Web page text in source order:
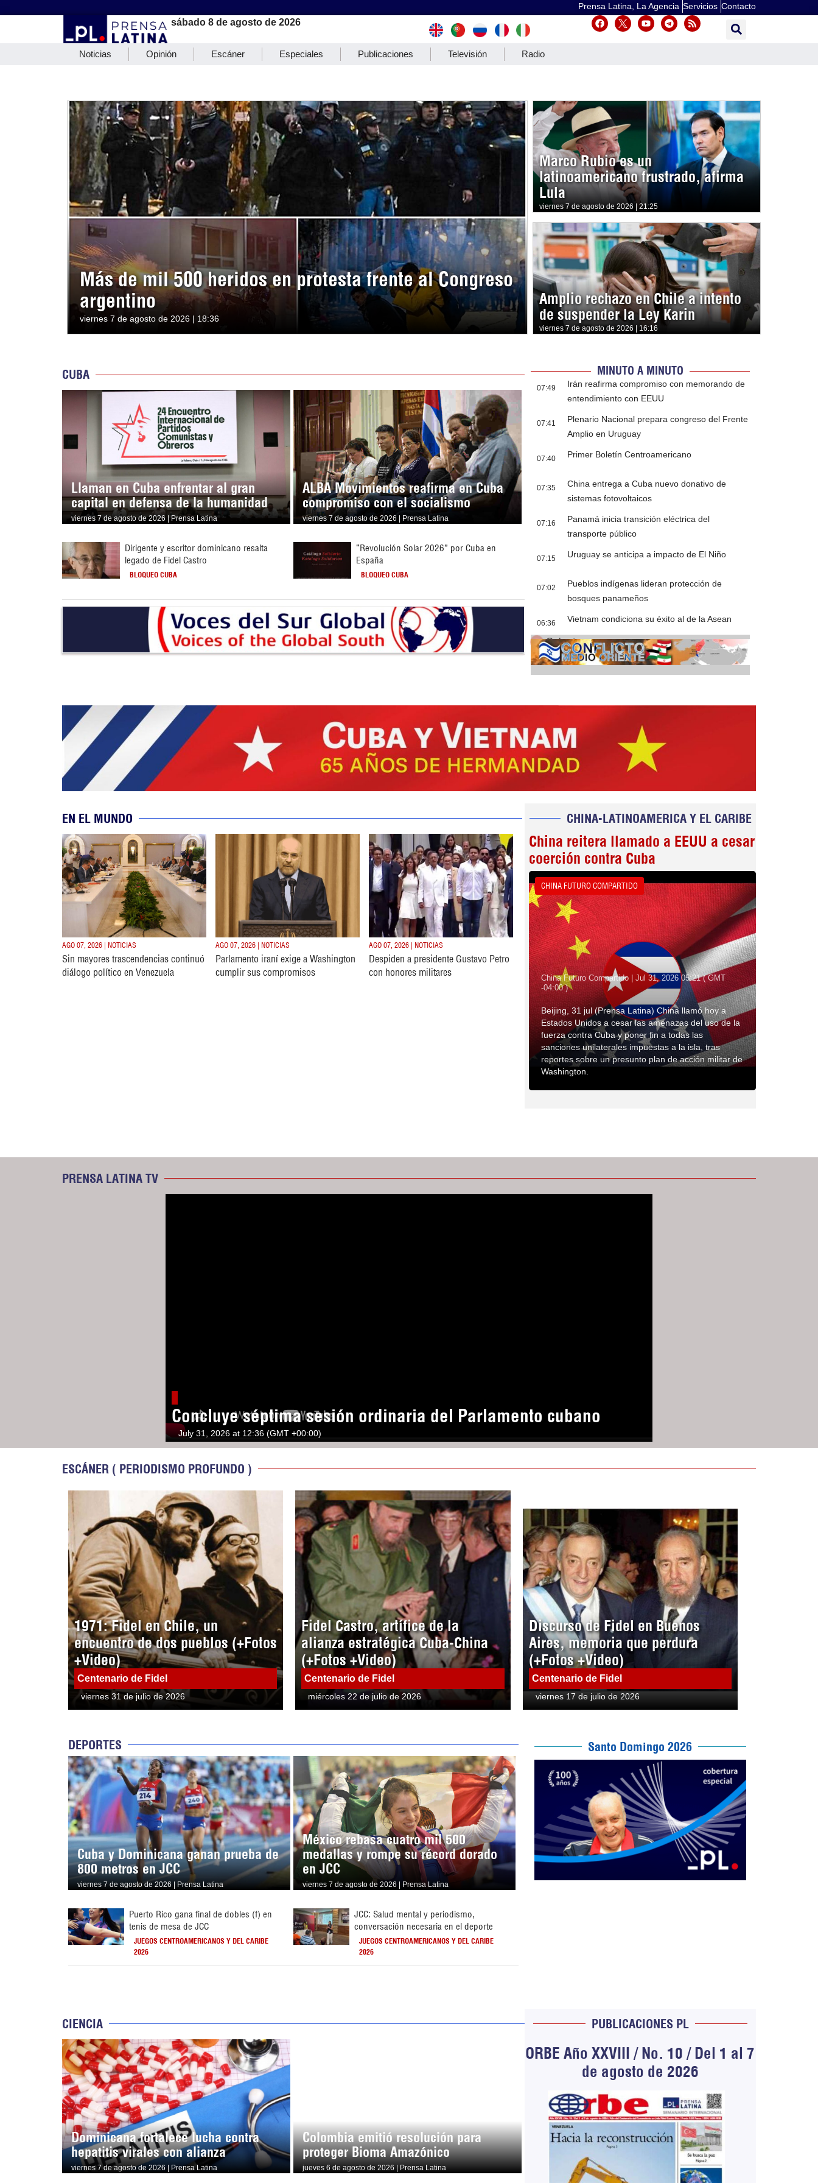
Prensa Latina, La Agencia Servicios Contacto
sábado 8 de agosto de 2026
Noticias Opinión Escáner Especiales Publicaciones Televisión Radio
Más de mil 500 heridos en protesta frente al Congreso
argentino
viernes 7 de agosto de 2026 | 18:36
Marco Rubio es un
latinoamericano frustrado, afirma
Lula
viernes 7 de agosto de 2026 | 21:25
Amplio rechazo en Chile a intento
de suspender la Ley Karin
viernes 7 de agosto de 2026 | 16:16
CUBA
Llaman en Cuba enfrentar al gran
capital en defensa de la humanidad
viernes 7 de agosto de 2026 | Prensa Latina
ALBA Movimientos reafirma en Cuba
compromiso con el socialismo
viernes 7 de agosto de 2026 | Prensa Latina
Dirigente y escritor dominicano resalta
legado de Fidel Castro
BLOQUEO CUBA
“Revolución Solar 2026” por Cuba en
España
BLOQUEO CUBA
MINUTO A MINUTO
07:49
Irán reafirma compromiso con memorando de
entendimiento con EEUU
07:41
Plenario Nacional prepara congreso del Frente
Amplio en Uruguay
07:40 Primer Boletín Centroamericano
07:35
China entrega a Cuba nuevo donativo de
sistemas fotovoltaicos
07:16
Panamá inicia transición eléctrica del
transporte público
07:15 Uruguay se anticipa a impacto de El Niño
07:02
Pueblos indígenas lideran protección de
bosques panameños
06:36 Vietnam condiciona su éxito al de la Asean
Cobertura
EN EL MUNDO
AGO 07, 2026 | NOTICIAS
Sin mayores trascendencias continuó
diálogo político en Venezuela
AGO 07, 2026 | NOTICIAS
Parlamento iraní exige a Washington
cumplir sus compromisos
AGO 07, 2026 | NOTICIAS
Despiden a presidente Gustavo Petro
con honores militares
CHINA-LATINOAMERICA Y EL CARIBE
China reitera llamado a EEUU a cesar
coerción contra Cuba
CHINA FUTURO COMPARTIDO
China Futuro Compartido | Jul 31, 2026 05:21 ( GMT
-04:00 )
Beijing, 31 jul (Prensa Latina) China llamó hoy a
Estados Unidos a cesar las amenazas del uso de la
fuerza contra Cuba y poner fin a todas las
sanciones unilaterales impuestas a la isla, tras
reportes sobre un presunto plan de acción militar de
Washington.
PRENSA LATINA TV
Concluye séptima sesión ordinaria del Parlamento cubano
July 31, 2026 at 12:36 (GMT +00:00)
ESCÁNER ( PERIODISMO PROFUNDO )
1971: Fidel en Chile, un
encuentro de dos pueblos (+Fotos
+Video)
Centenario de Fidel
viernes 31 de julio de 2026
Fidel Castro, artífice de la
alianza estratégica Cuba-China
(+Fotos +Video)
Centenario de Fidel
miércoles 22 de julio de 2026
Discurso de Fidel en Buenos
Aires, memoria que perdura
(+Fotos +Video)
Centenario de Fidel
viernes 17 de julio de 2026
DEPORTES
Cuba y Dominicana ganan prueba de
800 metros en JCC
viernes 7 de agosto de 2026 | Prensa Latina
México rebasa cuatro mil 500
medallas y rompe su récord dorado
en JCC
viernes 7 de agosto de 2026 | Prensa Latina
Puerto Rico gana final de dobles (f) en
tenis de mesa de JCC
JUEGOS CENTROAMERICANOS Y DEL CARIBE
2026
JCC: Salud mental y periodismo,
conversación necesaria en el deporte
JUEGOS CENTROAMERICANOS Y DEL CARIBE
2026
Santo Domingo 2026
CIENCIA
Dominicana fortalece lucha contra
hepatitis virales con alianza
viernes 7 de agosto de 2026 | Prensa Latina
Colombia emitió resolución para
proteger Bioma Amazónico
jueves 6 de agosto de 2026 | Prensa Latina
PUBLICACIONES PL
ORBE Año XXVIII / No. 10 / Del 1 al 7
de agosto de 2026